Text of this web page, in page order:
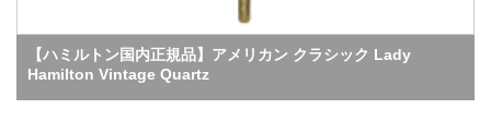
【ハミルトン国内正規品】アメリカン クラシック Lady
Hamilton Vintage Quartz